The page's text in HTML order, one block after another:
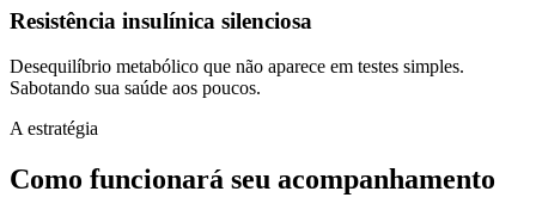
Resistência insulínica silenciosa
Desequilíbrio metabólico que não aparece em testes simples.
Sabotando sua saúde aos poucos.
A estratégia
Como funcionará seu acompanhamento